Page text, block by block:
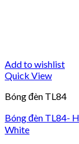
Add to wishlist
Quick View
Bóng đèn TL84
Bóng đèn TL84-
White